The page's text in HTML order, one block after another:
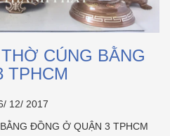
CÚNG BẰNG
TPHCM
12/ 2017
ĐỒNG Ở QUẬN 3 TPHCM